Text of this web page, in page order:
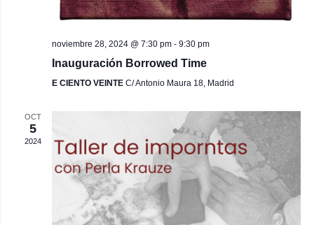
noviembre 28, 2024 @ 7:30 pm- 9:30 pm
Inauguración Borrowed Time
E CIENTO VEINTE C/ Antonio Maura 18, Madrid
OCT
5
2024